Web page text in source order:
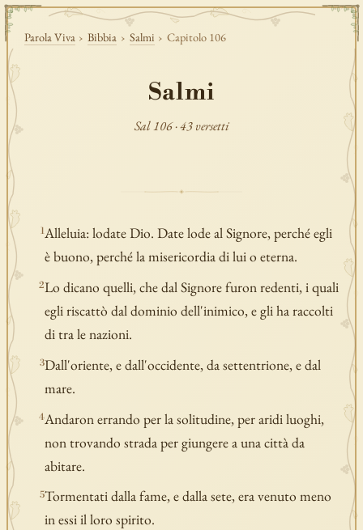
Parola Viva › Bibbia › Salmi › Capitolo 106
Salmi
Sal 106 · 43 versetti
1Alleluia: lodate Dio. Date lode al Signore, perché egli
è buono, perché la misericordia di lui o eterna.
2Lo dicano quelli, che dal Signore furon redenti, i quali
egli riscattò dal dominio dell'inimico, e gli ha raccolti
di tra le nazioni.
3Dall'oriente, e dall'occidente, da settentrione, e dal
mare.
4Andaron errando per la solitudine, per aridi luoghi,
non trovando strada per giungere a una città da
abitare.
5Tormentati dalla fame, e dalla sete, era venuto meno
in essi il loro spirito.